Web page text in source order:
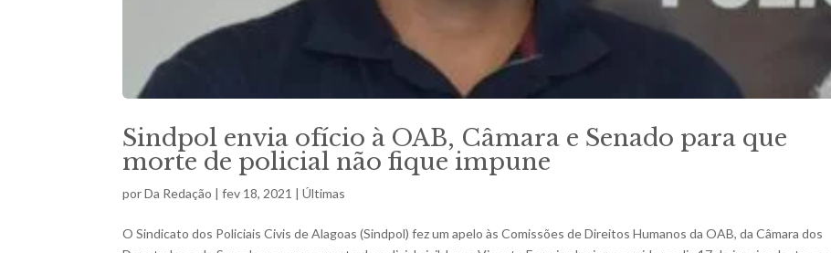
Sindpol envia ofício à OAB, Câmara e Senado para que
morte de policial não fique impune
porDa Redação |fev 18, 2021 |Últimas
O Sindicato dos Policiais Civis de Alagoas (Sindpol) fez um apelo às Comissões de Direitos Humanos da OAB, da Câmara dos